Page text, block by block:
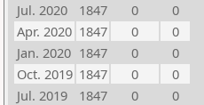
Jul. 2020
1847 0
0
Apr. 2020 1847 0
0
Jan. 2020 1847 0
0
Oct. 2019 1847 0
0
Jul. 2019
1847 0
0